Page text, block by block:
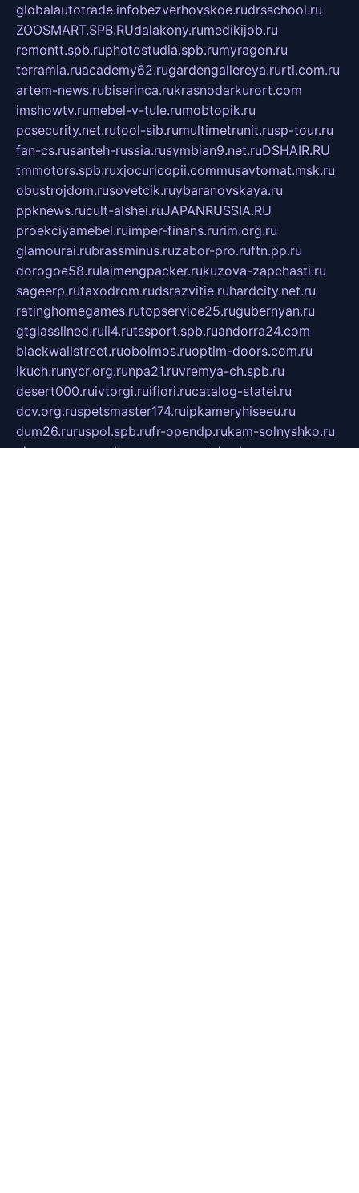
globalautotrade.infobezverhovskoe.rudrsschool.ru
ZOOSMART.SPB.RUdalakony.rumedikijob.ru
remontt.spb.ruphotostudia.spb.rumyragon.ru
terramia.ruacademy62.rugardengallereya.rurti.com.ru
artem-news.rubiserinca.rukrasnodarkurort.com
imshowtv.rumebel-v-tule.rumobtopik.ru
pcsecurity.net.rutool-sib.rumultimetrunit.rusp-tour.ru
fan-cs.rusanteh-russia.rusymbian9.net.ruDSHAIR.RU
tmmotors.spb.ruxjocuricopii.commusavtomat.msk.ru
obustrojdom.rusovetcik.ruybaranovskaya.ru
ppknews.rucult-alshei.ruJAPANRUSSIA.RU
proekciyamebel.ruimper-finans.rurim.org.ru
glamourai.rubrassminus.ruzabor-pro.ruftn.pp.ru
dorogoe58.rulaimengpacker.rukuzova-zapchasti.ru
sageerp.rutaxodrom.rudsrazvitie.ruhardcity.net.ru
ratinghomegames.rutopservice25.rugubernyan.ru
gtglasslined.ruii4.rutssport.spb.ruandorra24.com
blackwallstreet.ruoboimos.ruoptim-doors.com.ru
ikuch.runycr.org.runpa21.ruvremya-ch.spb.ru
desert000.ruivtorgi.ruifiori.rucatalog-statei.ru
dcv.org.ruspetsmaster174.ruipkameryhiseeu.ru
dum26.ruruspol.spb.rufr-opendp.rukam-solnyshko.ru
cheyenne-arapaho.rusevzapmetal.spb.ru